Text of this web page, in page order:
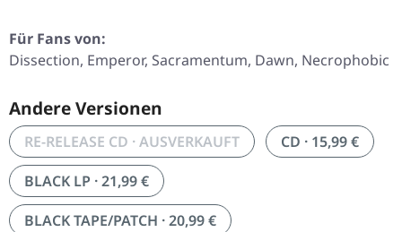
Für Fans von:
Dissection, Emperor, Sacramentum, Dawn, Necrophobic
Andere Versionen
RE-RELEASE CD · AUSVERKAUFT
CD · 15,99 €
BLACK LP · 21,99 €
BLACK TAPE/PATCH · 20,99 €